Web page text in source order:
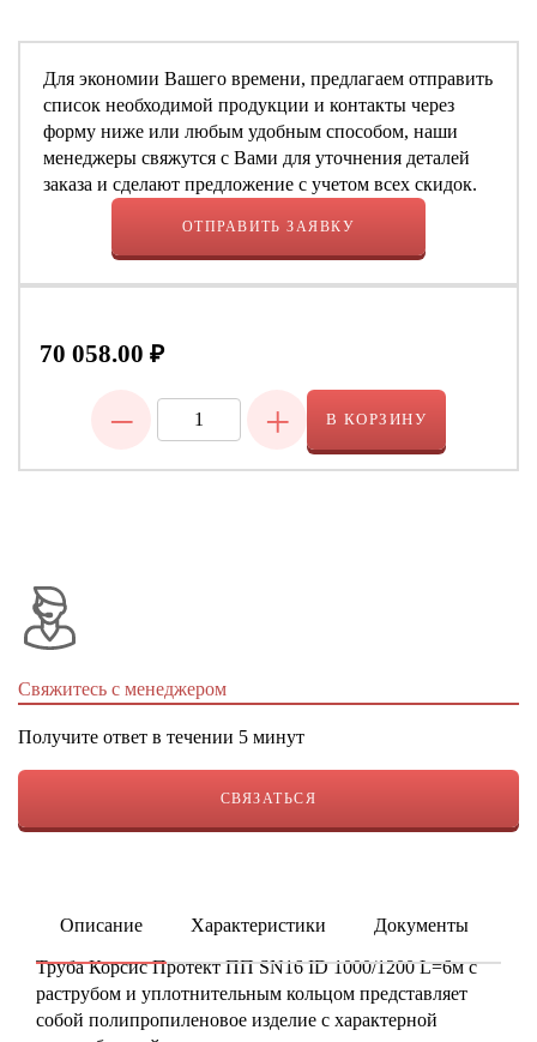
Для экономии Вашего времени, предлагаем отправить
список необходимой продукции и контакты через
форму ниже или любым удобным способом, наши
менеджеры свяжутся с Вами для уточнения деталей
заказа и сделают предложение с учетом всех скидок.
ОТПРАВИТЬ ЗАЯВКУ
70 058.00 ₽
− + В КОРЗИНУ
Свяжитесь с менеджером
Получите ответ в течении 5 минут
СВЯЗАТЬСЯ
Описание Характеристики Документы
Труба Корсис Протект ПП SN16 ID 1000/1200 L=6м с
раструбом и уплотнительным кольцом представляет
собой полипропиленовое изделие с характерной